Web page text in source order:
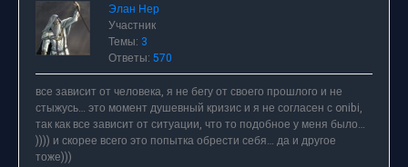
Элан Нер
Участник
Темы: 3
Ответы: 570
все зависит от человека, я не бегу от своего прошлого и не
стыжусь… это момент душевный кризис и я не согласен с onibi,
так как все зависит от ситуации, что то подобное у меня было…
)))) и скорее всего это попытка обрести себя… да и другое
тоже)))